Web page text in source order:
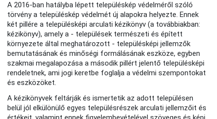
A 2016-ban hatályba lépett településkép védelméről szóló
törvény a településkép védelmét új alapokra helyezte. Ennek
két pillére a településképi arculati kézikönyv (a továbbiakban:
kézikönyv), amely a - települések természeti és épített
környezete által meghatározott - településképi jellemzők
bemutatásának és minőségi formálásának eszköze, egyben
szakmai megalapozása a második pillért jelentő településképi
rendeletnek, ami jogi keretbe foglalja a védelmi szempontokat
és eszközöket.
A kézikönyvek feltárják és ismertetik az adott településen
belül jól elkülönülő egyes településrészek arculati jellemzőit és